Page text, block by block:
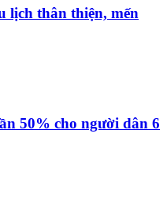
lịch thân thiện, mến
50% cho người dân 6